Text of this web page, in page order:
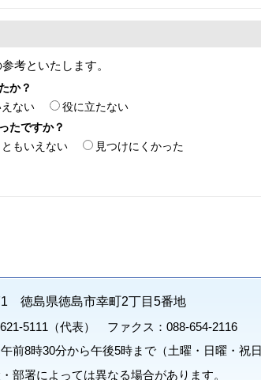
考といたします。
か？
ない
役に立たない
たですか？
ともいえない 見つけにくかった
徳島県徳島市幸町2丁目5番地
5111（代表） ファクス：088-654-2116
前8時30分から午後5時まで（土曜・日曜・祝
部署によっては異なる場合があります。